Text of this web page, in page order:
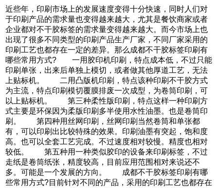
近些年，印刷市场上的发展速度变得十分快速，同时人们对
于印刷产品的需求量也变得越来越大，尤其是餐饮商家或者
企业都对不干胶标签的需求量变得越来越大。而今市场上也
出现了很多不同类型的印刷产品生产厂家，不同厂家采用的
印刷工艺也都存在一定的差异。那么成都不干胶标签印刷有
哪些常用方式? 一用胶印机印刷，特点成本低，不过只能
印刷单张，出来后单独上模切，或者做其他厚道工艺，无法
上贴标机。 二用凸版机印刷，特点该种印刷不干胶方式
为主流，特点印刷模切覆膜排废一次成型，为卷筒印刷，可
以上贴标机。 第三种柔性版印刷，特点这样一种印刷方
式主要是环保因为柔版印刷多半使用水性油墨。也是卷筒印
刷。 第四种用丝网印刷，丝网印刷当然卷筒和单张都
有，可以印刷出比较特殊的效果。印刷油墨有突起，饱和度
高。也可以全套工艺完成。不过速度相对较慢。精度也相对
较低。 第五种用一种类似胶印的设备来印刷标签，不过
走纸是卷筒纸张，精度较高，目前应用范围相对来说还不
多。可能是一个发展的方向。 成都不干胶标签印刷有哪
些常用方式?目前针对不同的产品，采用的印刷工艺也都存在